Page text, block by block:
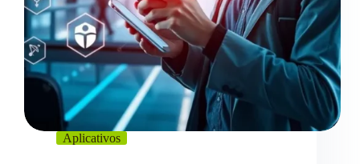
Aplicativos